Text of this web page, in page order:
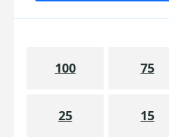
100 75
25 15